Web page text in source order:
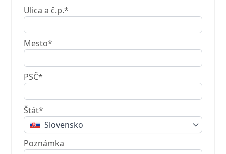
Ulica a č.p.*
Mesto*
PSČ*
Štát*
Slovensko
Poznámka